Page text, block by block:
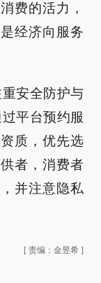
费的活力，
经济向服务
安全防护与
平台预约服
质，优先选
者，消费者
并注意隐私
[ 责编：金昱希 ]